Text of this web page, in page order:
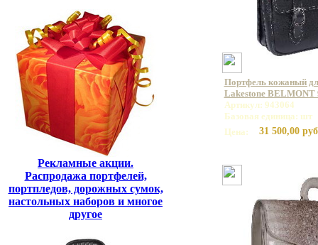
Рекламные акции.
Распродажа портфелей,
портпледов, дорожных сумок,
настольных наборов и многое
другое
Портфель кожаный
Lakestone BELMONT
Артикул: 943064
Базовая единица: шт
Цена:
31 500,00